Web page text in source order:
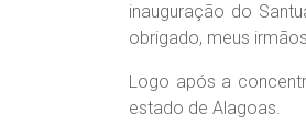
inauguração do
obrigado, meus
Logo após a
estado de Alagoas.